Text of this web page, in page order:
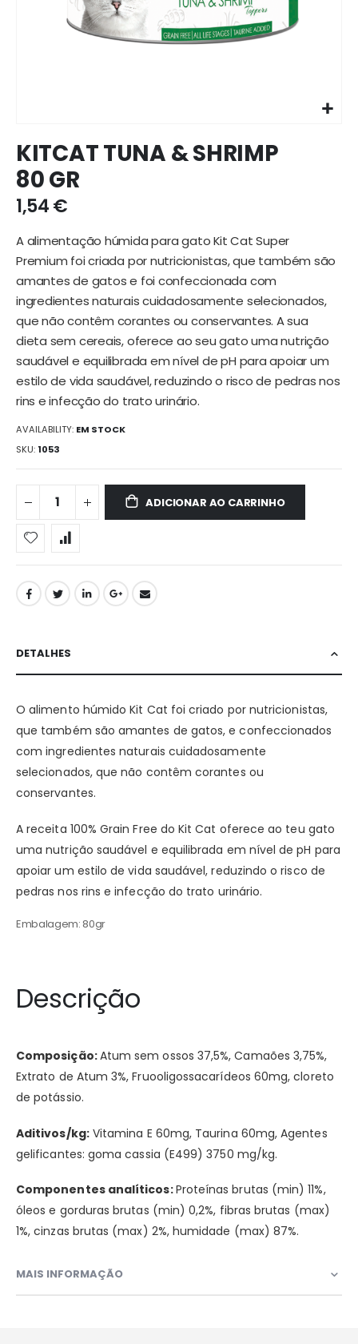
para
o
início
da
galeria
imagens
KITCAT TUNA & SHRIMP
80 GR
1,54 €
A alimentação húmida para gato Kit Cat Super
Premium foi criada por nutricionistas, que também são
amantes de gatos e foi confeccionada com
ingredientes naturais cuidadosamente selecionados,
que não contêm corantes ou conservantes. A sua
dieta sem cereais, oferece ao seu gato uma nutrição
saudável e equilibrada em nível de pH para apoiar um
estilo de vida saudável, reduzindo o risco de pedras nos
rins e infecção do trato urinário.
AVAILABILITY: EM STOCK
SKU 1053
ADICIONAR AO CARRINHO
DETALHES
O alimento húmido Kit Cat foi criado por nutricionistas,
que também são amantes de gatos, e confeccionados
com ingredientes naturais cuidadosamente
selecionados, que não contêm corantes ou
conservantes.
A receita 100% Grain Free do Kit Cat oferece ao teu gato
uma nutrição saudável e equilibrada em nível de pH para
apoiar um estilo de vida saudável, reduzindo o risco de
pedras nos rins e infecção do trato urinário.
Embalagem: 80gr
Descrição
Composição:Atum sem ossos 37,5%, Camaões 3,75%,
Extrato de Atum 3%, Fruooligossacarídeos 60mg, cloreto
de potássio.
Aditivos/kg:Vitamina E 60mg, Taurina 60mg, Agentes
gelificantes: goma cassia (E499) 3750 mg/kg.
Componentes analíticos:Proteínas brutas (min) 11%,
óleos e gorduras brutas (min) 0,2%, fibras brutas (max)
1%, cinzas brutas (max) 2%, humidade (max) 87%.
MAIS INFORMAÇÃO